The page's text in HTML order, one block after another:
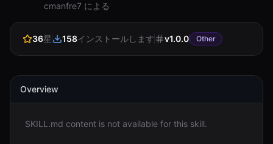
リソース
ドキュメント
cmanfre7 による
36星 158インストールします v1.0.0 Other
Overview
SKILL.md content is not available for this skill.